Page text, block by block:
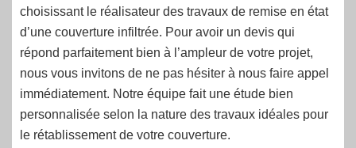
choisissant le réalisateur des travaux de remise en état
d’une couverture infiltrée. Pour avoir un devis qui
répond parfaitement bien à l’ampleur de votre projet,
nous vous invitons de ne pas hésiter à nous faire appel
immédiatement. Notre équipe fait une étude bien
personnalisée selon la nature des travaux idéales pour
le rétablissement de votre couverture.